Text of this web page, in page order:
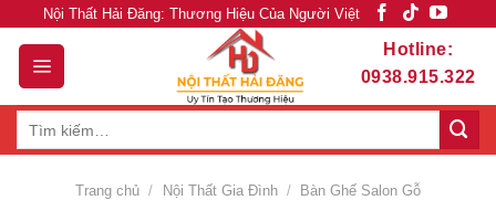
content
Nội Thất Hải Đăng: Thương Hiệu Của Người Việt
Hotline:
0938.915.322
Trang chủ / Nội Thất Gia Đình / Bàn Ghế Salon Gỗ